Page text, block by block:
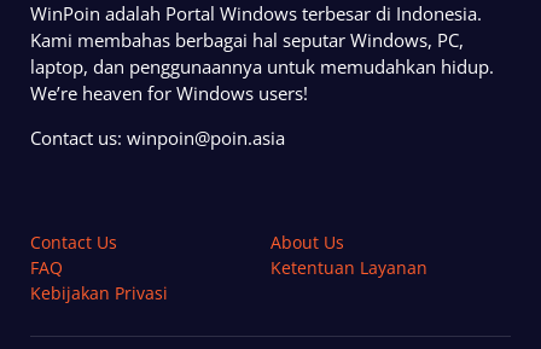
WinPoin adalah Portal Windows terbesar di Indonesia.
Kami membahas berbagai hal seputar Windows, PC,
laptop, dan penggunaannya untuk memudahkan hidup.
We’re heaven for Windows users!
Contact us: winpoin@poin.asia
Contact Us
About Us
FAQ
Ketentuan Layanan
Kebijakan Privasi